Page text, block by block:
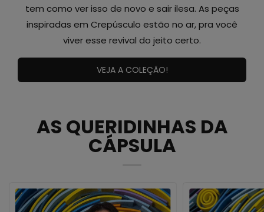
tem como ver isso de novo e sair ilesa. As peças
inspiradas em Crepúsculo estão no ar, pra você
viver esse revival do jeito certo.
VEJA A COLEÇÃO!
AS QUERIDINHAS DA
CÁPSULA